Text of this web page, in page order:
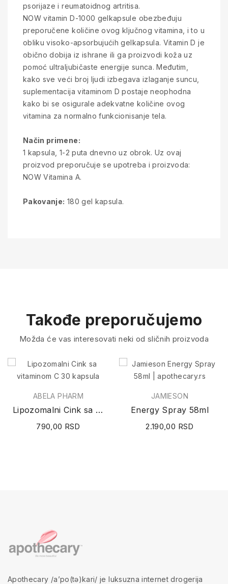
psorijaze i reumatoidnog artritisa.
NOW vitamin D-1000 gelkapsule obezbeđuju
preporučene količine ovog ključnog vitamina, i to u
obliku visoko-apsorbujućih gelkapsula. Vitamin D je
obično dobija iz ishrane ili ga proizvodi koža uz
pomoć ultraljubičaste energije sunca. Međutim,
kako sve veći broj ljudi izbegava izlaganje suncu,
suplementacija vitaminom D postaje neophodna
kako bi se osigurale adekvatne količine ovog
vitamina za normalno funkcionisanje tela.
Način primene:
1 kapsula, 1-2 puta dnevno uz obrok. Uz ovaj
proizvod preporučuje se upotreba i proizvoda:
NOW Vitamina A.
Pakovanje: 180 gel kapsula.
Takođe preporučujemo
Možda će vas interesovati neki od sličnih proizvoda
ABELA PHARM
Lipozomalni Cink sa vitaminom C 30 kapsula
790,00 RSD
JAMIESON
Energy Spray 58ml
2.190,00 RSD
Apothecary /a’po(tə)kari/ je luksuzna internet drogerija